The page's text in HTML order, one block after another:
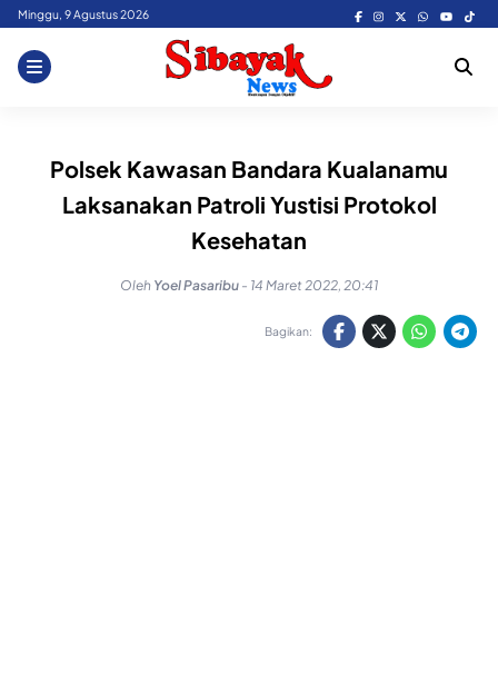
Skip
content
Minggu, 9 Agustus 2026
Polsek Kawasan Bandara Kualanamu
Laksanakan Patroli Yustisi Protokol
Kesehatan
Oleh Yoel Pasaribu - 14 Maret 2022, 20:41
Bagikan: